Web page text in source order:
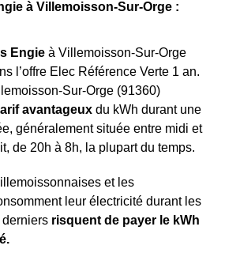
à Villemoisson-Sur-Orge :
Engie à Villemoisson-Sur-Orge
l’offre Elec Référence Verte 1 an.
Sur-Orge (91360)
avantageux du kWh durant une
généralement située entre midi et
de 20h à 8h, la plupart du temps.
et les
leur électricité durant les
risquent de payer le kWh